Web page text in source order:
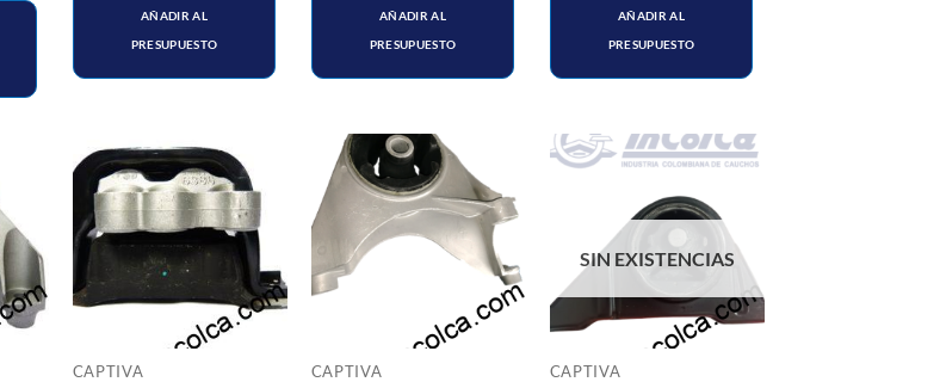
AÑADIR AL
PRESUPUESTO
AÑADIR AL
PRESUPUESTO
AÑADIR AL
PRESUPUESTO
CAPTIVA
CAPTIVA
SIN EXISTENCIAS
CAPTIVA